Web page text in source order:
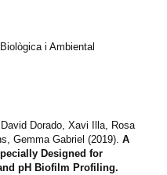
i Ambiental
Dorado, Xavi Illa, Rosa
Gemma Gabriel (2019). A
Designed for
pH Biofilm Profiling.